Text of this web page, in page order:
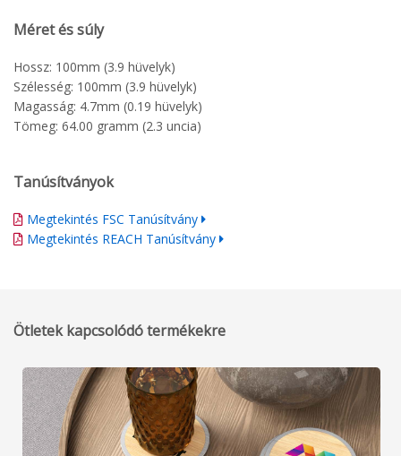
Méret és súly
Hossz: 100mm (3.9 hüvelyk)
Szélesség: 100mm (3.9 hüvelyk)
Magasság: 4.7mm (0.19 hüvelyk)
Tömeg: 64.00 gramm (2.3 uncia)
Tanúsítványok
Megtekintés FSC Tanúsítvány
Megtekintés REACH Tanúsítvány
Ötletek kapcsolódó termékekre